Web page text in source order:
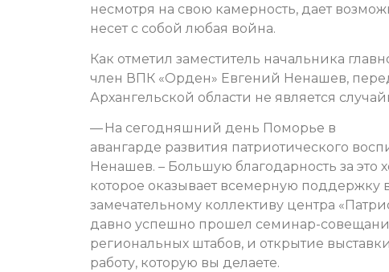
несмотря на свою камерность, дает
несет с собой любая война.
Как отметил заместитель начальника
член ВПК «Орден» Евгений Ненашев,
Архангельской области не является
— На сегодняшний день Поморье в
авангарде развития патриотического
Ненашев. – Большую благодарность за это
которое оказывает всемерную поддержку
замечательному коллективу центра
давно успешно прошел семинар-
региональных штабов, и открытие
работу, которую вы делаете.